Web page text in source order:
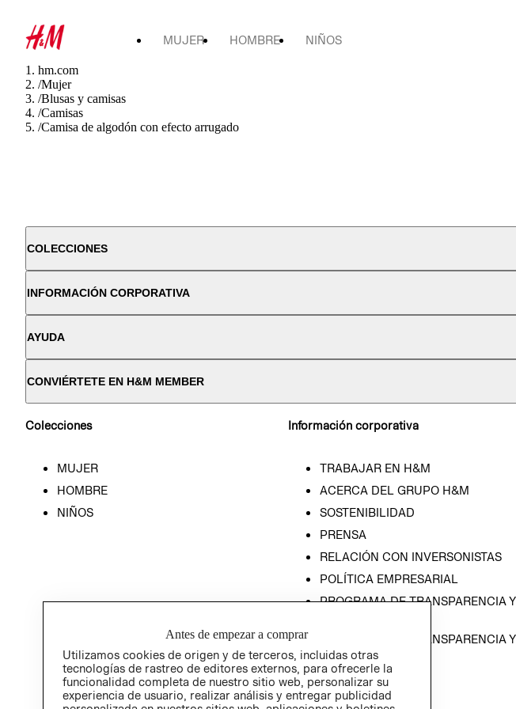
MUJER HOMBRE NIÑOS
hm.com
/Mujer
/Blusas y camisas
/Camisas
/Camisa de algodón con efecto arrugado
COLECCIONES
INFORMACIÓN CORPORATIVA
AYUDA
CONVIÉRTETE EN H&M MEMBER
Colecciones
MUJER
HOMBRE
NIÑOS
Información corporativa
TRABAJAR EN H&M
ACERCA DEL GRUPO H&M
SOSTENIBILIDAD
PRENSA
RELACIÓN CON INVERSONISTAS
POLÍTICA EMPRESARIAL
PROGRAMA DE TRANSPARENCIA Y
PROGRAMA DE TRANSPARENCIA Y
ÉTICA (INGLÉS)
Antes de empezar a comprar
Utilizamos cookies de origen y de terceros, incluidas otras
tecnologías de rastreo de editores externos, para ofrecerle la
funcionalidad completa de nuestro sitio web, personalizar su
experiencia de usuario, realizar análisis y entregar publicidad